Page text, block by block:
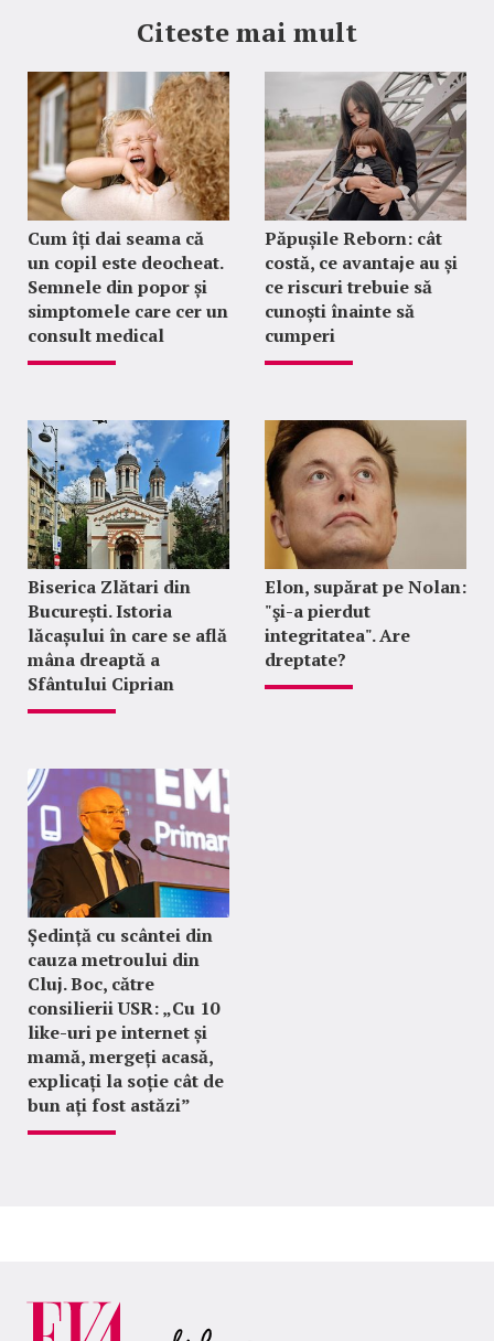
Citeste mai mult
Cum îți dai seama că
un copil este deocheat.
Semnele din popor și
simptomele care cer un
consult medical
Păpușile Reborn: cât
costă, ce avantaje au și
ce riscuri trebuie să
cunoști înainte să
cumperi
Biserica Zlătari din
București. Istoria
lăcașului în care se află
mâna dreaptă a
Sfântului Ciprian
Elon, supărat pe Nolan:
"şi-a pierdut
integritatea". Are
dreptate?
Ședință cu scântei din
cauza metroului din
Cluj. Boc, către
consilierii USR: „Cu 10
like-uri pe internet și
mamă, mergeți acasă,
explicați la soție cât de
bun ați fost astăzi”